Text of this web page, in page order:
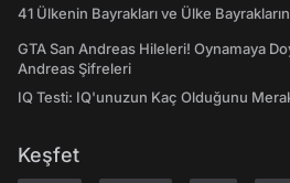
41 Ülkenin Bayrakları ve Ülke
GTA San Andreas Hileleri! Oynamaya
Andreas Şifreleri
IQ Testi: IQ'unuzun Kaç Olduğunu
Keşfet